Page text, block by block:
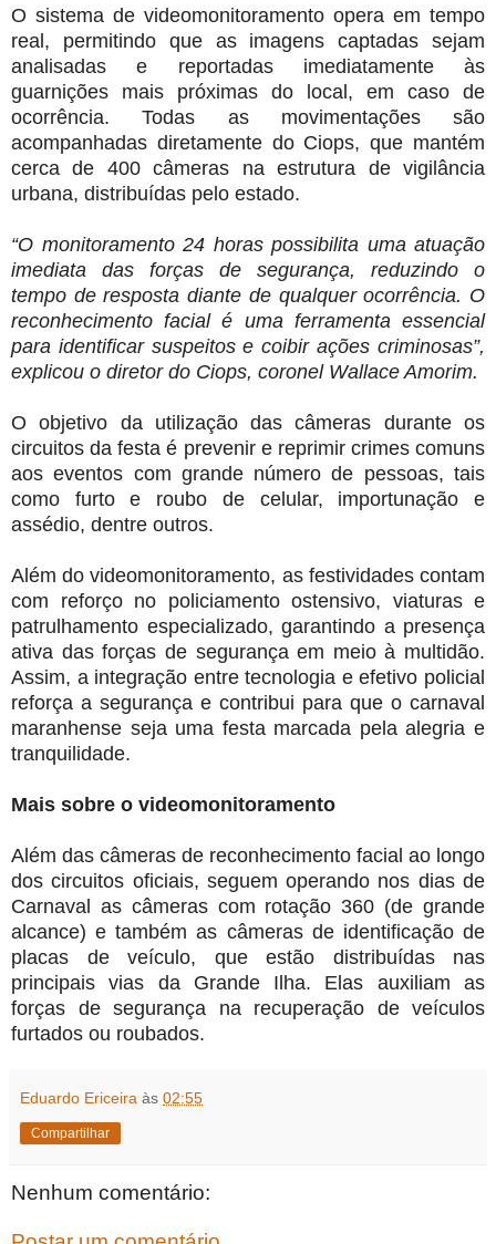
O sistema de videomonitoramento opera em tempo
real, permitindo que as imagens captadas sejam
analisadas e reportadas imediatamente às
guarnições mais próximas do local, em caso de
ocorrência. Todas as movimentações são
acompanhadas diretamente do Ciops, que mantém
cerca de 400 câmeras na estrutura de vigilância
urbana, distribuídas pelo estado.
“O monitoramento 24 horas possibilita uma atuação
imediata das forças de segurança, reduzindo o
tempo de resposta diante de qualquer ocorrência. O
reconhecimento facial é uma ferramenta essencial
para identificar suspeitos e coibir ações criminosas”,
explicou o diretor do Ciops, coronel Wallace Amorim.
O objetivo da utilização das câmeras durante os
circuitos da festa é prevenir e reprimir crimes comuns
aos eventos com grande número de pessoas, tais
como furto e roubo de celular, importunação e
assédio, dentre outros.
Além do videomonitoramento, as festividades contam
com reforço no policiamento ostensivo, viaturas e
patrulhamento especializado, garantindo a presença
ativa das forças de segurança em meio à multidão.
Assim, a integração entre tecnologia e efetivo policial
reforça a segurança e contribui para que o carnaval
maranhense seja uma festa marcada pela alegria e
tranquilidade.
Mais sobre o videomonitoramento
Além das câmeras de reconhecimento facial ao longo
dos circuitos oficiais, seguem operando nos dias de
Carnaval as câmeras com rotação 360 (de grande
alcance) e também as câmeras de identificação de
placas de veículo, que estão distribuídas nas
principais vias da Grande Ilha. Elas auxiliam as
forças de segurança na recuperação de veículos
furtados ou roubados.
Eduardo Ericeira às 02:55
Compartilhar
Nenhum comentário: